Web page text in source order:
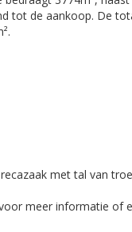
tot de aankoop. De
met tal van
meer informatie of